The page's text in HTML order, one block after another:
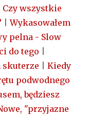
Czy wszystkie
|Wykasowałem
pelna - Slow
do tego
skuterze
Kiedy
podwodnego
będziesz
"przyjazne